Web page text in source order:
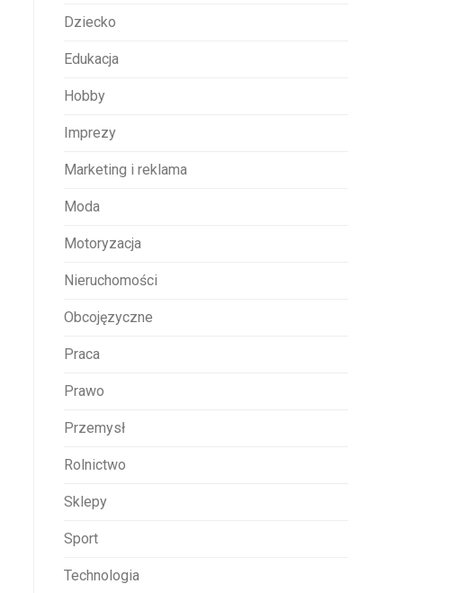
Dziecko
Edukacja
Hobby
Imprezy
Marketing i reklama
Moda
Motoryzacja
Nieruchomości
Obcojęzyczne
Praca
Prawo
Przemysł
Rolnictwo
Sklepy
Sport
Technologia